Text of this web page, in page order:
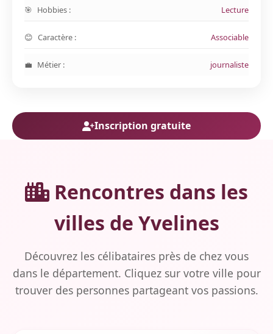
Hobbies : Lecture
Caractère : Associable
Métier : journaliste
Inscription gratuite
Rencontres dans les
villes de Yvelines
Découvrez les célibataires près de chez vous
dans le département. Cliquez sur votre ville pour
trouver des personnes partageant vos passions.